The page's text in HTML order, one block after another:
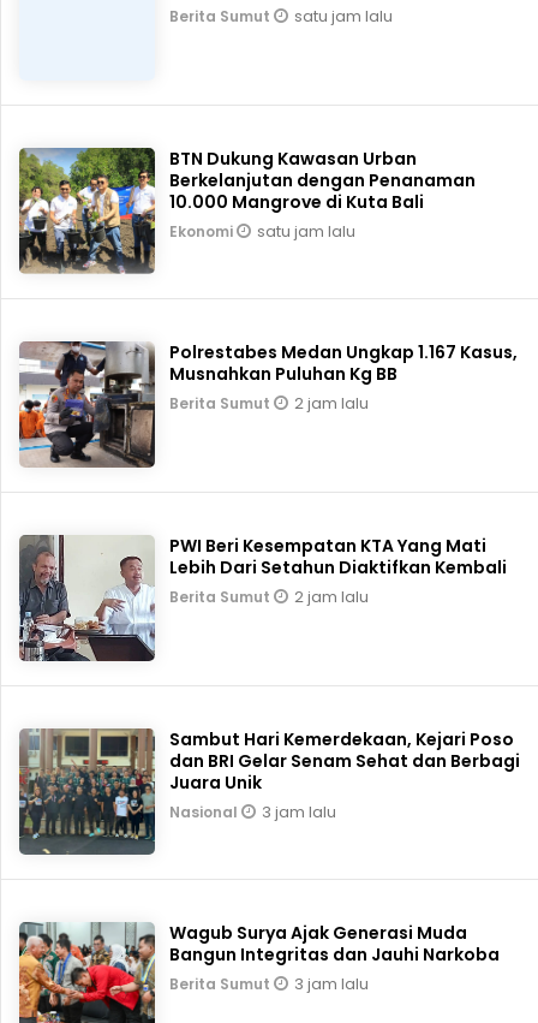
Berita Sumut satu jam lalu
BTN Dukung Kawasan Urban
Berkelanjutan dengan Penanaman
10.000 Mangrove di Kuta Bali
Ekonomi satu jam lalu
Polrestabes Medan Ungkap 1.167 Kasus,
Musnahkan Puluhan Kg BB
Berita Sumut 2 jam lalu
PWI Beri Kesempatan KTA Yang Mati
Lebih Dari Setahun Diaktifkan Kembali
Berita Sumut 2 jam lalu
Sambut Hari Kemerdekaan, Kejari Poso
dan BRI Gelar Senam Sehat dan Berbagi
Juara Unik
Nasional 3 jam lalu
Wagub Surya Ajak Generasi Muda
Bangun Integritas dan Jauhi Narkoba
Berita Sumut 3 jam lalu